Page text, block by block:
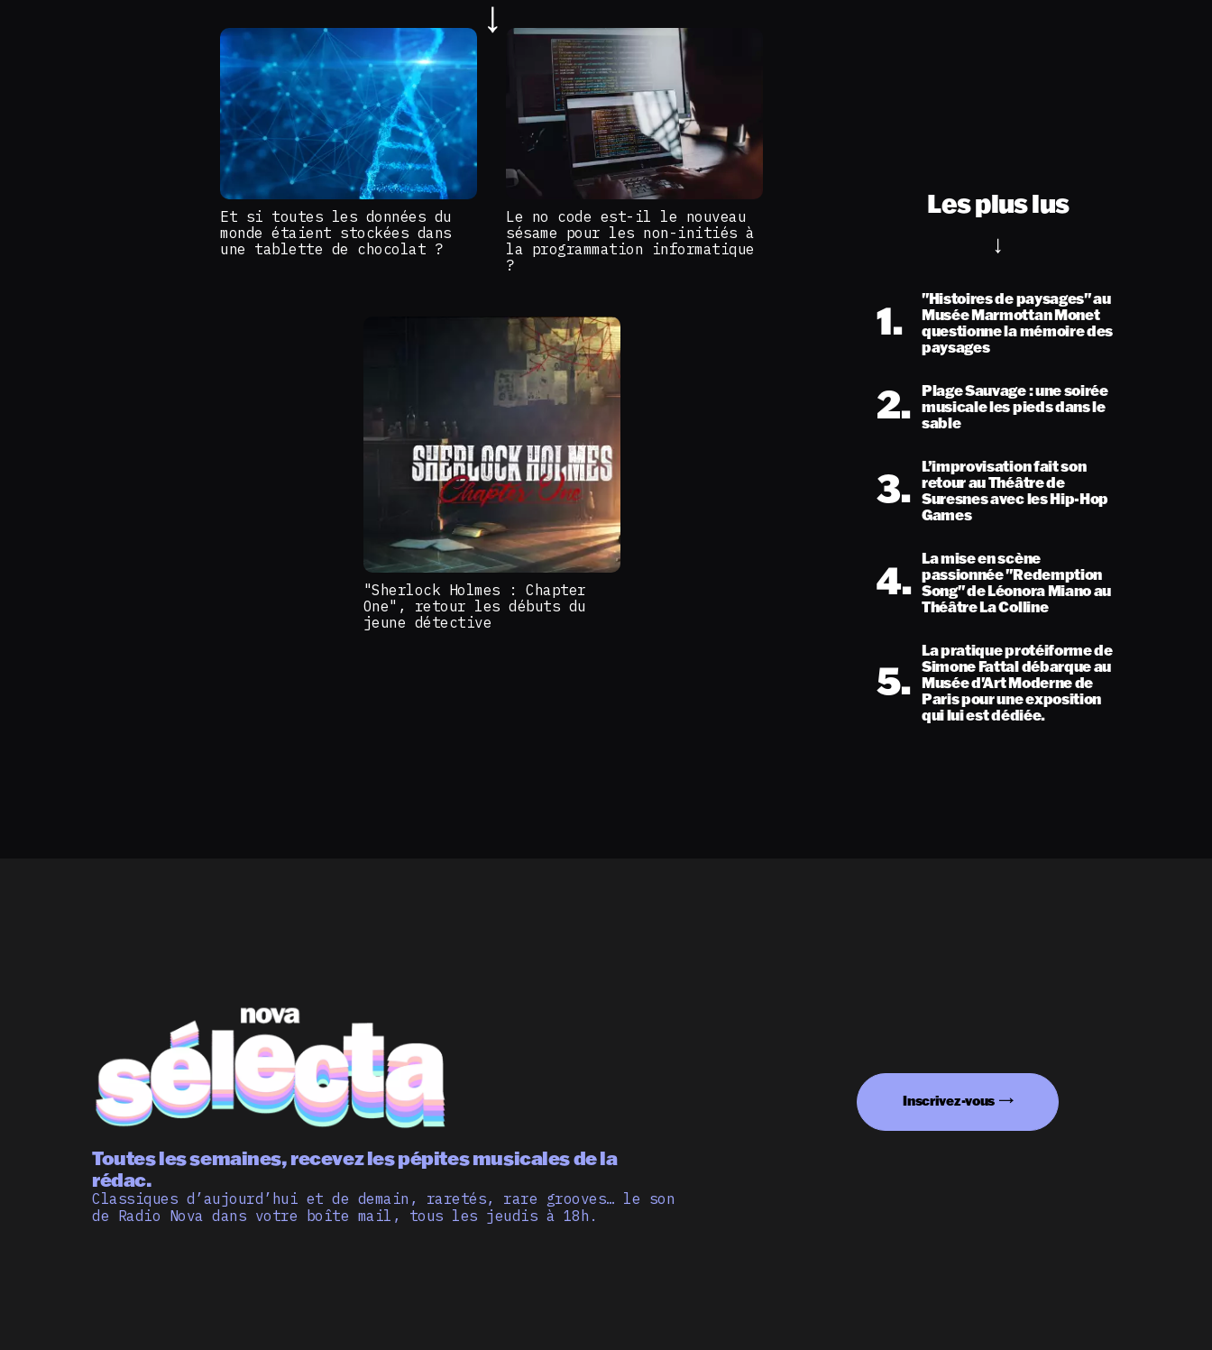
Et si toutes les données du
monde étaient stockées dans
une tablette de chocolat ?
Le no code est-il le nouveau
sésame pour les non-initiés à
la programmation informatique
?
"Sherlock Holmes : Chapter
One", retour les débuts du
jeune détective
Les plus lus
1.
"Histoires de paysages" au
Musée Marmottan Monet
questionne la mémoire des
paysages
2. Plage Sauvage : une soirée
musicale les pieds dans le
sable
3. L’improvisation fait son
retour au Théâtre de
Suresnes avec les Hip-Hop
Games
4. La mise en scène
passionnée "Redemption
Song" de Léonora Miano au
Théâtre La Colline
5.
La pratique protéiforme de
Simone Fattal débarque au
Musée d'Art Moderne de
Paris pour une exposition
qui lui est dédiée.
Toutes les semaines, recevez les pépites musicales de la
rédac.
Classiques d’aujourd’hui et de demain, raretés, rare grooves… le son
de Radio Nova dans votre boîte mail, tous les jeudis à 18h.
Inscrivez-vous